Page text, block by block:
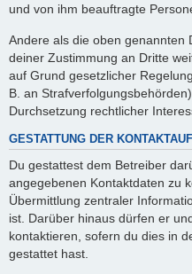
und von ihm beauftragte
Andere als die oben genannten
deiner Zustimmung an Dritte
auf Grund gesetzlicher
B. an
Durchsetzung rechtlicher
GESTATTUNG DER
Du gestattest dem Betreiber
angegebenen Kontaktdaten zu
Übermittlung zentraler
ist. Darüber hinaus dürfen er
kontaktieren, sofern du dies in
gestattet hast.